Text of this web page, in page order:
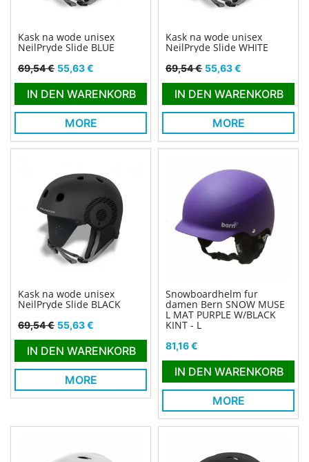
Kask na wode unisex
NeilPryde Slide BLUE
Verkaufspreis
69,54 € Preis
55,63 €
IN DEN WARENKORB
MORE
Kask na wode unisex
NeilPryde Slide WHITE
Verkaufspreis
69,54 € Preis
55,63 €
IN DEN WARENKORB
MORE
Kask na wode unisex
NeilPryde Slide BLACK
Verkaufspreis
69,54 € Preis
55,63 €
IN DEN WARENKORB
MORE
Snowboardhelm fur
damen Bern SNOW MUSE
L MAT PURPLE W/BLACK
KINT - L
Preis
81,16 €
IN DEN WARENKORB
MORE